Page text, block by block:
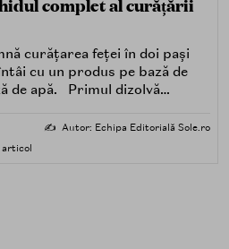
complet al curățării
curățarea feței în doi pași
cu un produs pe bază de
de apă. Primul dizolvă
impuritățile solubile în
✍️ Autor: Echipa Editorială Sole.ro
articol